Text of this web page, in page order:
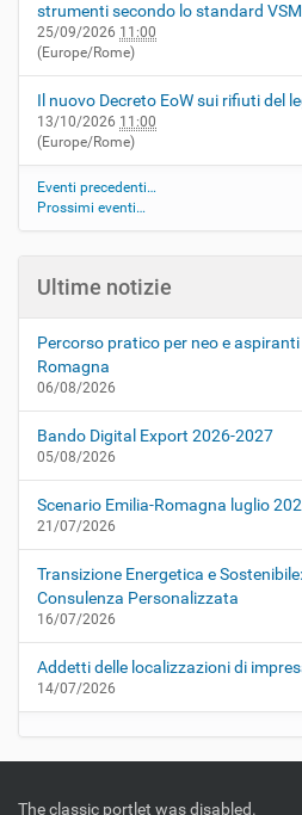
strumenti secondo lo standard
25/09/2026 11:00
(Europe/Rome)
Il nuovo Decreto EoW sui rifiuti del
13/10/2026 11:00
(Europe/Rome)
Eventi precedenti…
Prossimi eventi…
Ultime notizie
Percorso pratico per neo e
Romagna
06/08/2026
Bando Digital Export 2026-2027
05/08/2026
Scenario Emilia-Romagna luglio
21/07/2026
Transizione Energetica e
Consulenza Personalizzata
16/07/2026
Addetti delle localizzazioni di
14/07/2026
The classic portlet was disabled.